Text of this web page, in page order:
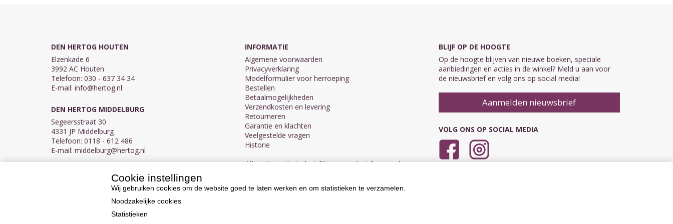
DEN HERTOG HOUTEN
Elzenkade 6
3992 AC Houten
Telefoon: 030 - 637 34 34
E-mail: info@hertog.nl
DEN HERTOG MIDDELBURG
Segeersstraat 30
4331 JP Middelburg
Telefoon: 0118 - 612 486
E-mail: middelburg@hertog.nl
BTW NL007450242B03
INFORMATIE
Algemene voorwaarden
Privacyverklaring
Modelformulier voor herroeping
Bestellen
Betaalmogelijkheden
Verzendkosten en levering
Retourneren
Garantie en klachten
Veelgestelde vragen
Historie
Alle prijzen zijn inclusief btw en exclusief eventuele
BLIJF OP DE HOOGTE
Op de hoogte blijven van nieuwe boeken, speciale
aanbiedingen en acties in de winkel? Meld u aan voor
de nieuwsbrief en volg ons op social media!
Aanmelden nieuwsbrief
VOLG ONS OP SOCIAL MEDIA
Cookie instellingen
Wij gebruiken cookies om de website goed te laten werken en om statistieken te verzamelen.
Noodzakelijke cookies
Statistieken